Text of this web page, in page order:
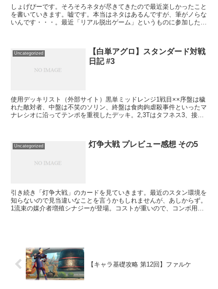
しょげぴーです。そろそろネタが尽きてきたので最近楽しかったこと
を書いていきます。嘘です。本当はネタはあるんですが、筆がノらな
いんです・・・。最近「リアル脱出ゲーム」というものに参加したら
Uncategorized
【白単アグロ】スタンダード対戦
日記 #3
使用デッキリスト（外部サイト）黒単ミッドレンジ1戦目××序盤は穢
れた敵対者、中盤は不笑のソリン、終盤は食肉鉤虐殺事件といったマ
ナレシオに沿ってテンポを重視したデッキ。2,3Tはタフネス3、接死
Uncategorized 灯争大戦 プレビュー感想 その5
引き続き「灯争大戦」のカードを見ていきます。最近のスタン環境を
知らないので見当違いなことを言うかもしれませんが、あしからず。
1流束の媒介者増殖シナジーが登場。コストが重いので、コンボ用。
【キャラ基礎攻略 第12回】ファルケ